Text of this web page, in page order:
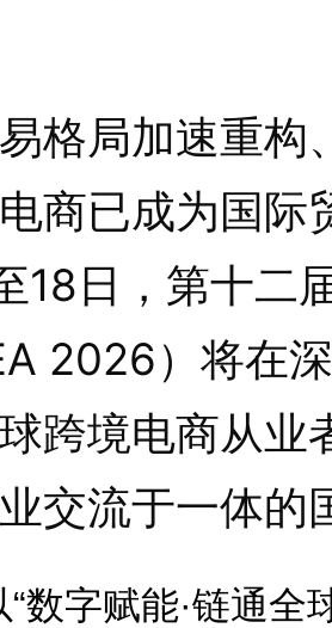
格局加速重构
商已成为国
18日，第十二
2026）将在
跨境电商从业
交流于一体的
数字赋能·链通全